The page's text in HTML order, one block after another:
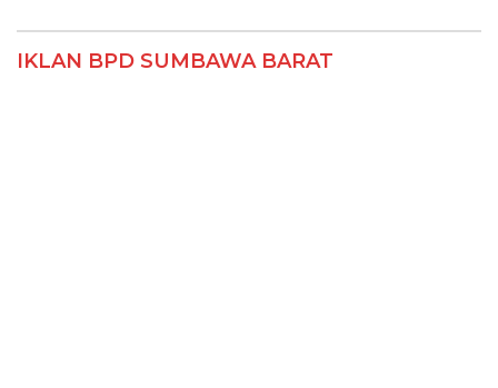
IKLAN BPD SUMBAWA BARAT